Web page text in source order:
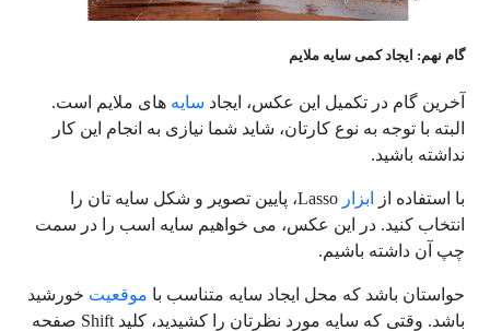
گام نهم: ایجاد کمی سایه ملایم
آخرین گام در تکمیل این عکس، ایجاد سایه های ملایم است.
البته با توجه به نوع کارتان، شاید شما نیازی به انجام این کار
نداشته باشید.
با استفاده از ابزار
Lasso، پایین تصویر و شکل سایه تان را
انتخاب کنید. در این عکس، می خواهیم سایه اسب را در سمت
چپ آن داشته باشیم.
حواستان باشد که محل ایجاد سایه متناسب با موقعیت خورشید
باشد. وقتی که سایه مورد نظرتان را کشیدید، کلید Shift صفحه